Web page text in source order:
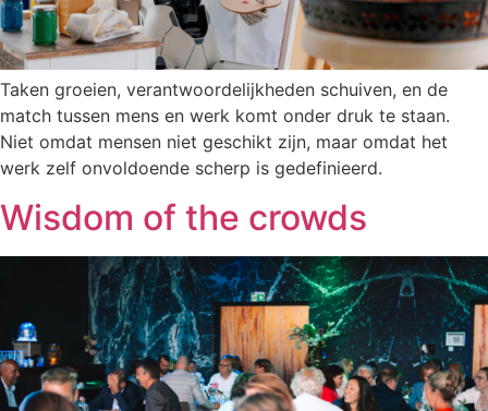
Taken groeien, verantwoordelijkheden schuiven, en de
match tussen mens en werk komt onder druk te staan.
Niet omdat mensen niet geschikt zijn, maar omdat het
werk zelf onvoldoende scherp is gedefinieerd.
Wisdom of the crowds